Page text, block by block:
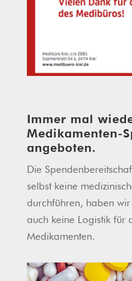
Immer mal
Medikamenten-
angeboten.
Die
selbst keine
durchführen, haben
auch keine Logistik für
Medikamenten.